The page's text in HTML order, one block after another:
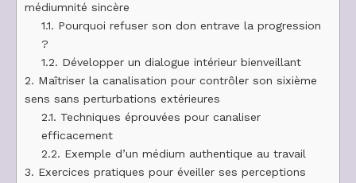
médiumnité sincère
1.1. Pourquoi refuser son don entrave la progression
?
1.2. Développer un dialogue intérieur bienveillant
2. Maîtriser la canalisation pour contrôler son sixième
sens sans perturbations extérieures
2.1. Techniques éprouvées pour canaliser
efficacement
2.2. Exemple d’un médium authentique au travail
3. Exercices pratiques pour éveiller ses perceptions